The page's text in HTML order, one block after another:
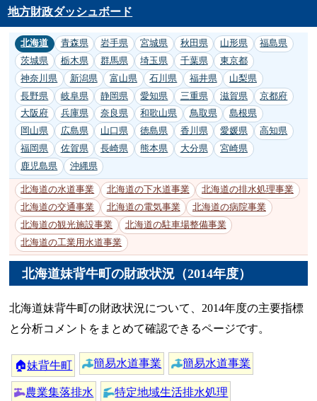
地方財政ダッシュボード
北海道 青森県 岩手県 宮城県 秋田県 山形県
福島県
茨城県
栃木県 群馬県 埼玉県 千葉県
東京都
神奈川県
新潟県 富山県 石川県 福井県
山梨県
長野県
岐阜県 静岡県 愛知県 三重県 滋賀県
京都府
大阪府
兵庫県 奈良県 和歌山県 鳥取県
島根県
岡山県
広島県 山口県 徳島県 香川県 愛媛県
高知県
福岡県
佐賀県 長崎県 熊本県 大分県
宮崎県
鹿児島県
沖縄県
北海道の水道事業 北海道の下水道事業
北海道の排水処理事業
北海道の交通事業
北海道の電気事業
北海道の病院事業
北海道の観光施設事業
北海道の駐車場整備事業
北海道の工業用水道事業
北海道妹背牛町の財政状況（2014年度）
北海道妹背牛町の財政状況について、2014年度の主要指標
と分析コメントをまとめて確認できるページです。
🏠妹背牛町 簡易水道事業 簡易水道事業
農業集落排水 特定地域生活排水処理